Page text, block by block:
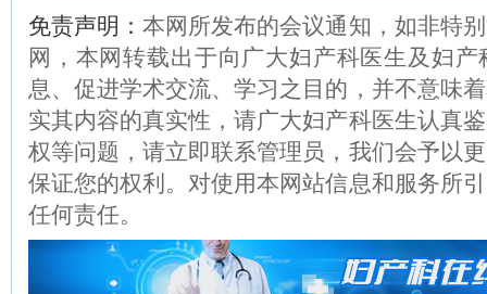
免责声明：本网所发布的会议通知，如非特
网，本网转载出于向广大妇产科医生及妇
息、促进学术交流、学习之目的，并不意味
实其内容的真实性，请广大妇产科医生认真
权等问题，请立即联系管理员，我们会予以
保证您的权利。对使用本网站信息和服务所
任何责任。